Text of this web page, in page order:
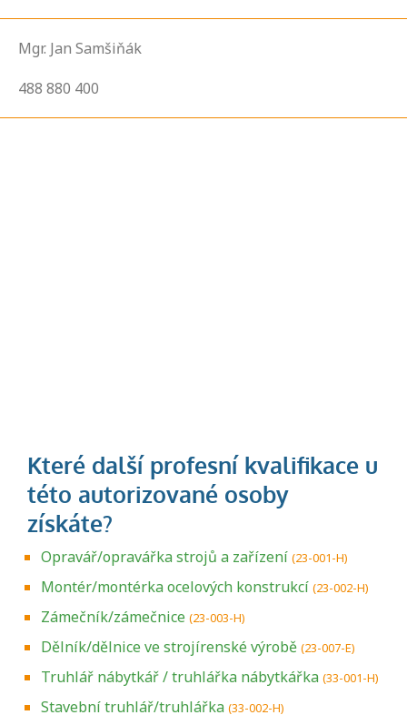
Mgr. Jan Samšiňák
488 880 400
Opravář/opravářka strojů a zařízení (23-001-H)
Montér/montérka ocelových konstrukcí (23-002-H)
Zámečník/zámečnice (23-003-H)
Dělník/dělnice ve strojírenské výrobě (23-007-E)
Truhlář nábytkář / truhlářka nábytkářka (33-001-H)
Stavební truhlář/truhlářka (33-002-H)